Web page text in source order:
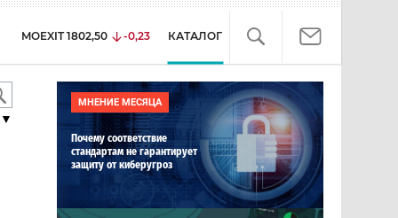
MOEXIT 1802,50 -0,23 КАТАЛОГ
МНЕНИЕ МЕСЯЦА
Почему соответствие
стандартам не гарантирует
защиту от киберугроз